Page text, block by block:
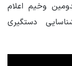
وخیم اعلام
دستگیری